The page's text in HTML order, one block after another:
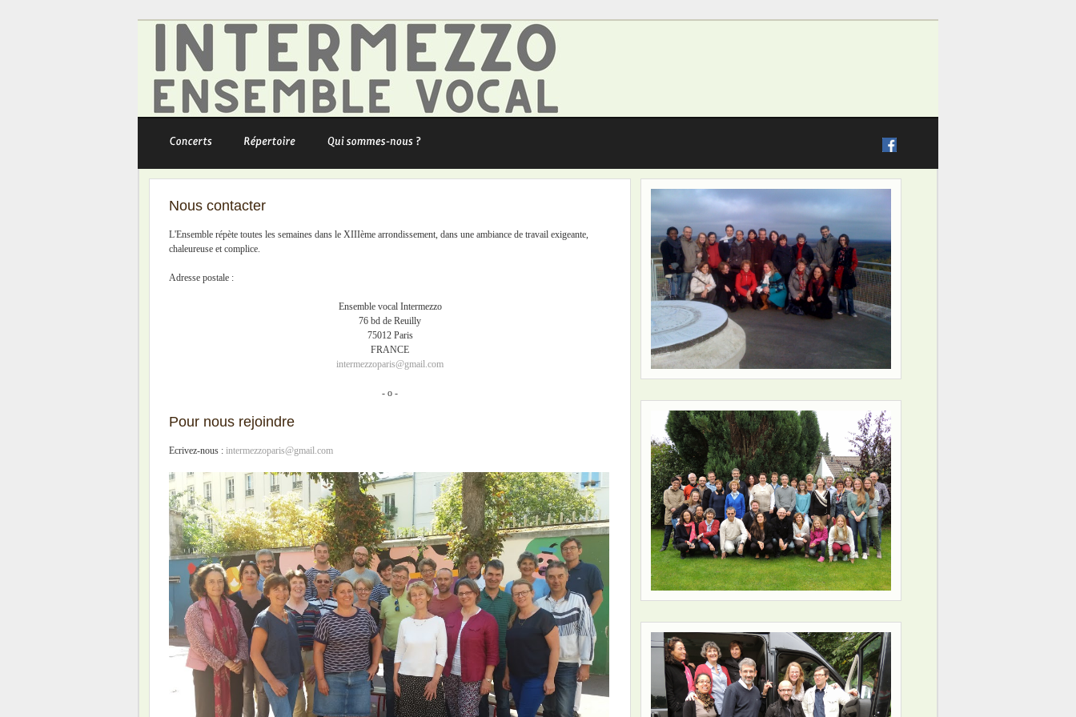
Nous contacter
L'Ensemble répète toutes les semaines dans le XIIIème arrondissement, dans une ambiance de travail exigeante,
chaleureuse et complice.
Adresse postale :
Ensemble vocal Intermezzo
76 bd de Reuilly
75012 Paris
FRANCE
intermezzoparis@gmail.com
- o -
Pour nous rejoindre
Ecrivez-nous : intermezzoparis@gmail.com